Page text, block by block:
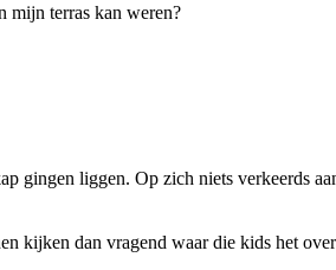
mijn terras kan weren?
liggen. Op zich niets verkeerds
kijken dan vragend waar die kids het